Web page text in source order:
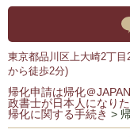
東京都品川区上大崎2丁
から徒歩2分)
帰化申請は帰化＠
政書士が日本人になり
帰化に関する手続き >